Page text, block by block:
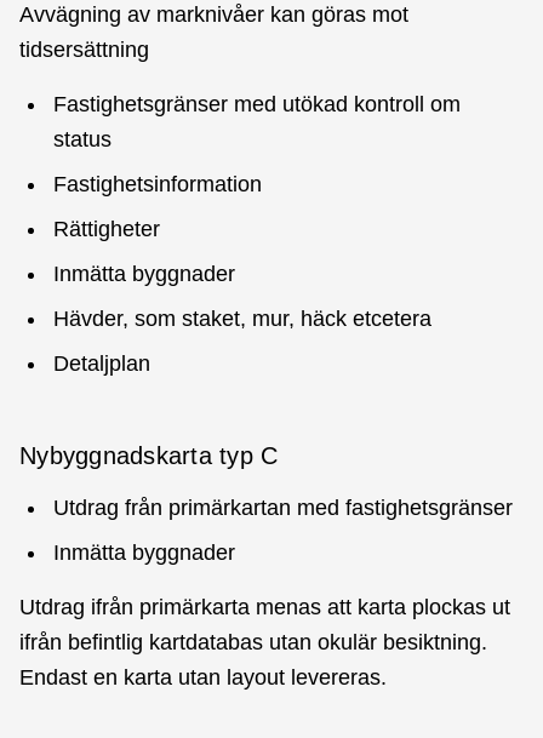
Avvägning av marknivåer kan göras mot
tidsersättning
Fastighetsgränser med utökad kontroll om
status
Fastighetsinformation
Rättigheter
Inmätta byggnader
Hävder, som staket, mur, häck etcetera
Detaljplan
Nybyggnadskarta typ C
Utdrag från primärkartan med fastighetsgränser
Inmätta byggnader
Utdrag ifrån primärkarta menas att karta plockas ut
ifrån befintlig kartdatabas utan okulär besiktning.
Endast en karta utan layout levereras.